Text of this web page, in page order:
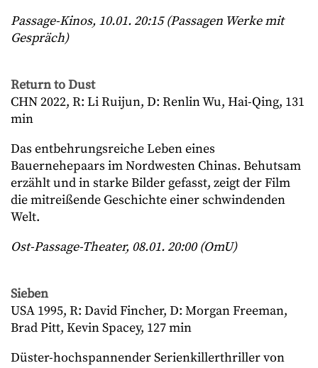
Passage-Kinos, 10.01. 20:15 (Passagen Werke mit
Gespräch)
Return to Dust
CHN 2022, R: Li Ruijun, D: Renlin Wu, Hai-Qing, 131
min
Das entbehrungsreiche Leben eines
Bauernehepaars im Nordwesten Chinas. Behutsam
erzählt und in starke Bilder gefasst, zeigt der Film
die mitreißende Geschichte einer schwindenden
Welt.
Ost-Passage-Theater, 08.01. 20:00 (OmU)
Sieben
USA 1995, R: David Fincher, D: Morgan Freeman,
Brad Pitt, Kevin Spacey, 127 min
Düster-hochspannender Serienkillerthriller von